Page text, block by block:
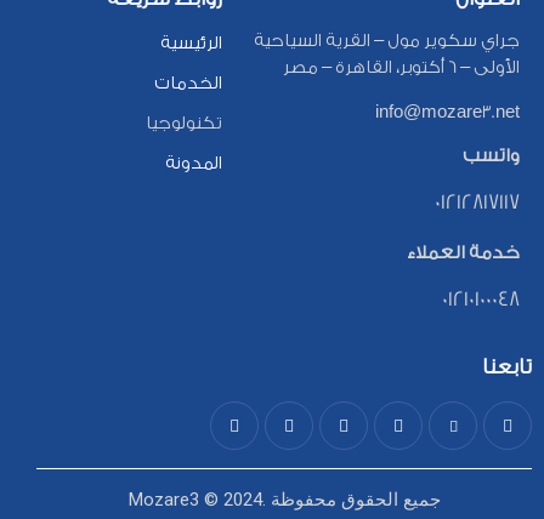
جراي سكوير مول – القرية السياحية
الأولى – 6 أكتوبر، القاهرة – مصر
info@mozare3.net
واتسب
01212817117
خدمة العملاء
01210100048
الرئيسية
الخدمات
تكنولوجيا
المدونة
تابعنا
Mozare3 © 2024. جميع الحقوق محفوظة